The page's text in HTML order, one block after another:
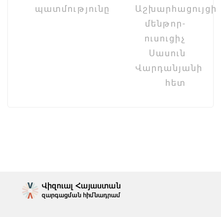
պատմությունը
Աշխարհացույցի
մենթոր-
ուսուցիչ
Սասուն
Վարդանյանի
հետ